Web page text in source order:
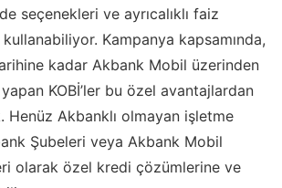
seçenekleri ve ayrıcalıklı faiz
Kampanya kapsamında,
kadar Akbank Mobil üzerinden
KOBİ’ler bu özel avantajlardan
Henüz Akbanklı olmayan işletme
Şubeleri veya Akbank Mobil
olarak özel kredi çözümlerine ve